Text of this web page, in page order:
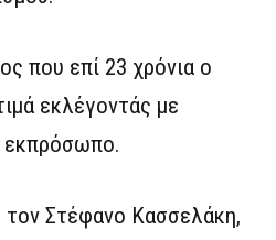
που επί 23 χρόνια ο
εκλέγοντάς με
εκπρόσωπο.
Στέφανο Κασσελάκη,